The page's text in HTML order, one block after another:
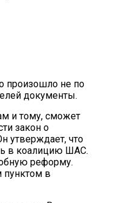
произошло не по
документы.
и тому, сможет
закон о
утверждает, что
в коалицию ШАС.
реформу.
пунктом в